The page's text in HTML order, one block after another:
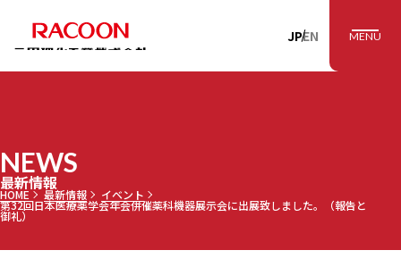
RACOON 三田理
JPEN MENU
NEWS
最新情報
HOME 最新情報 イベント
第32回日本医療薬学会年会併催薬科機器展示会に出展致しました。（報告と
御礼）